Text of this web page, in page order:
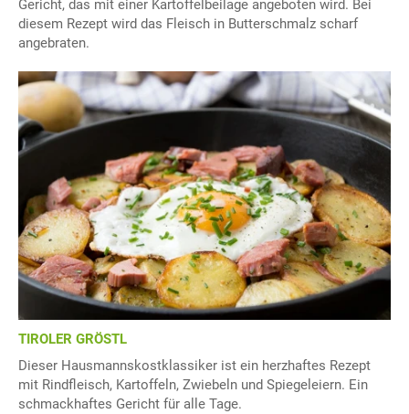
Gericht, das mit einer Kartoffelbeilage angeboten wird. Bei
diesem Rezept wird das Fleisch in Butterschmalz scharf
angebraten.
TIROLER GRÖSTL
Dieser Hausmannskostklassiker ist ein herzhaftes Rezept
mit Rindfleisch, Kartoffeln, Zwiebeln und Spiegeleiern. Ein
schmackhaftes Gericht für alle Tage.